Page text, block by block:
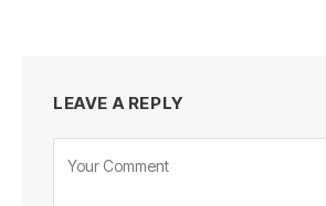
LEAVE A REPLY